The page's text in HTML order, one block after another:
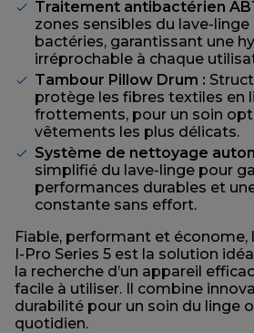
Traitement antibactérien
zones sensibles du lave-
bactéries, garantissant une
irréprochable à chaque
Tambour Pillow Drum :
protège les fibres textiles en
frottements, pour un soin
vêtements les plus délicats.
Système de nettoyage
simplifié du lave-linge pour
performances durables et
constante sans effort.
Fiable, performant et économe,
I-Pro Series 5 est la solution
la recherche d’un appareil
facile à utiliser. Il combine
durabilité pour un soin du linge
quotidien.